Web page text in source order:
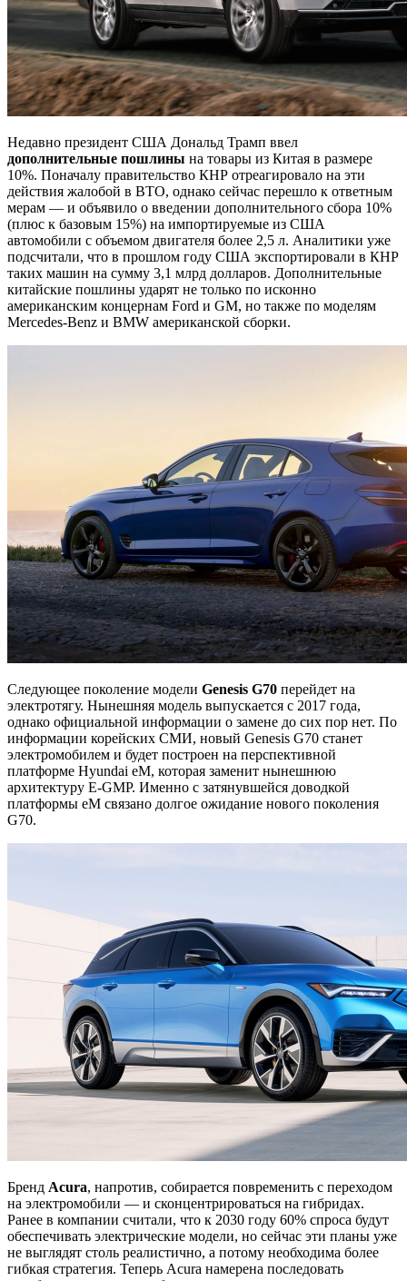
Недавно президент США Дональд Трамп ввел
дополнительные пошлины на товары из Китая в размере
10%. Поначалу правительство КНР отреагировало на эти
действия жалобой в ВТО, однако сейчас перешло к ответным
мерам — и объявило о введении дополнительного сбора 10%
(плюс к базовым 15%) на импортируемые из США
автомобили с объемом двигателя более 2,5 л. Аналитики уже
подсчитали, что в прошлом году США экспортировали в КНР
таких машин на сумму 3,1 млрд долларов. Дополнительные
китайские пошлины ударят не только по исконно
американским концернам Ford и GM, но также по моделям
Mercedes-Benz и BMW американской сборки.
Следующее поколение модели Genesis G70 перейдет на
электротягу. Нынешняя модель выпускается с 2017 года,
однако официальной информации о замене до сих пор нет. По
информации корейских СМИ, новый Genesis G70 станет
электромобилем и будет построен на перспективной
платформе Hyundai eM, которая заменит нынешнюю
архитектуру E-GMP. Именно с затянувшейся доводкой
платформы eM связано долгое ожидание нового поколения
G70.
Бренд Acura, напротив, собирается повременить с переходом
на электромобили — и сконцентрироваться на гибридах.
Ранее в компании считали, что к 2030 году 60% спроса будут
обеспечивать электрические модели, но сейчас эти планы уже
не выглядят столь реалистично, а потому необходима более
гибкая стратегия. Теперь Acura намерена последовать